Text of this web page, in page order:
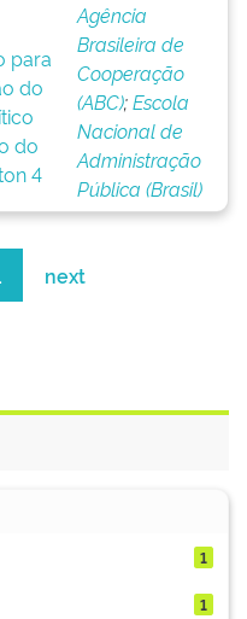
para
do
do
4
Agência
Brasileira de
Cooperação
(ABC);Escola
Nacional de
Administração
Pública (Brasil)
next
1
1